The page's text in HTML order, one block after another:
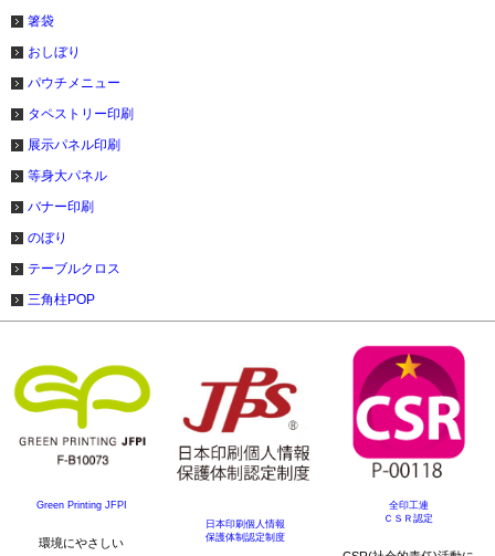
箸袋
おしぼり
パウチメニュー
タペストリー印刷
展示パネル印刷
等身大パネル
バナー印刷
のぼり
テーブルクロス
三角柱POP
Green Printing JFPI
環境にやさしい
日本印刷個人情報
保護体制認定制度
全印工連
ＣＳＲ認定